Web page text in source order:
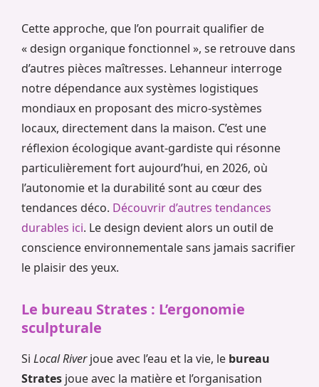
Cette approche, que l’on pourrait qualifier de
« design organique fonctionnel », se retrouve dans
d’autres pièces maîtresses. Lehanneur interroge
notre dépendance aux systèmes logistiques
mondiaux en proposant des micro-systèmes
locaux, directement dans la maison. C’est une
réflexion écologique avant-gardiste qui résonne
particulièrement fort aujourd’hui, en 2026, où
l’autonomie et la durabilité sont au cœur des
tendances déco. Découvrir d’autres tendances
durables ici. Le design devient alors un outil de
conscience environnementale sans jamais sacrifier
le plaisir des yeux.
Le bureau Strates : L’ergonomie
sculpturale
Si Local Riverjoue avec l’eau et la vie, le bureau
Strates joue avec la matière et l’organisation